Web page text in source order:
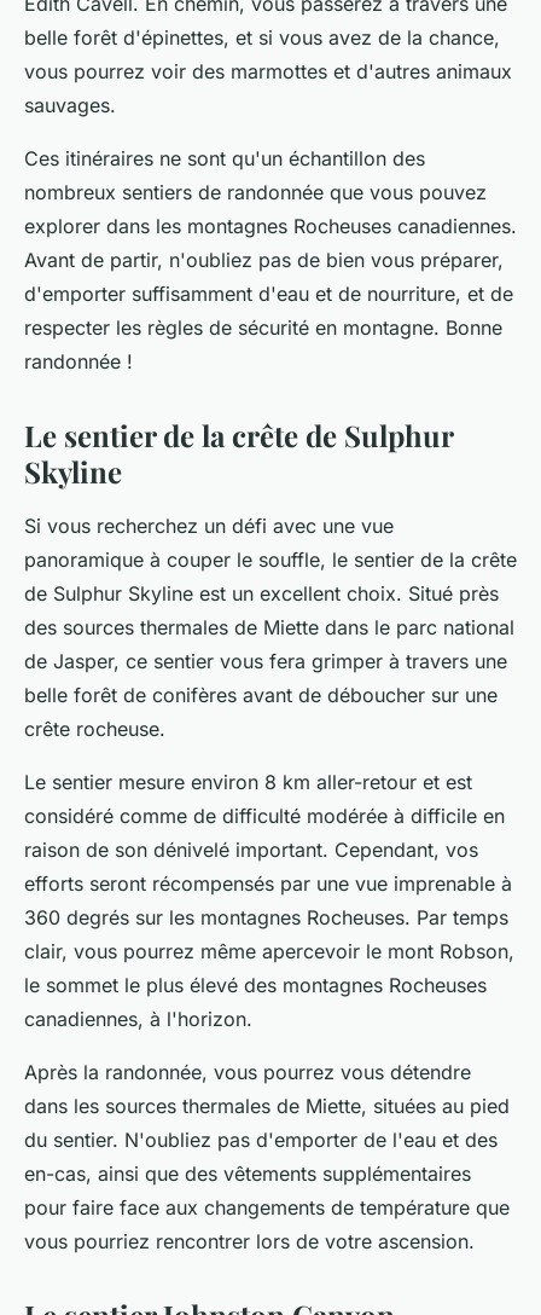
belle forêt d'épinettes, et si vous avez de la chance,
vous pourrez voir des marmottes et d'autres animaux
sauvages.
Ces itinéraires ne sont qu'un échantillon des
nombreux sentiers de randonnée que vous pouvez
explorer dans les montagnes Rocheuses canadiennes.
Avant de partir, n'oubliez pas de bien vous préparer,
d'emporter suffisamment d'eau et de nourriture, et de
respecter les règles de sécurité en montagne. Bonne
randonnée !
Le sentier de la crête de Sulphur
Skyline
Si vous recherchez un défi avec une vue
panoramique à couper le souffle, le sentier de la crête
de Sulphur Skyline est un excellent choix. Situé près
des sources thermales de Miette dans le parc national
de Jasper, ce sentier vous fera grimper à travers une
belle forêt de conifères avant de déboucher sur une
crête rocheuse.
Le sentier mesure environ 8 km aller-retour et est
considéré comme de difficulté modérée à difficile en
raison de son dénivelé important. Cependant, vos
efforts seront récompensés par une vue imprenable à
360 degrés sur les montagnes Rocheuses. Par temps
clair, vous pourrez même apercevoir le mont Robson,
le sommet le plus élevé des montagnes Rocheuses
canadiennes, à l'horizon.
Après la randonnée, vous pourrez vous détendre
dans les sources thermales de Miette, situées au pied
du sentier. N'oubliez pas d'emporter de l'eau et des
en-cas, ainsi que des vêtements supplémentaires
pour faire face aux changements de température que
vous pourriez rencontrer lors de votre ascension.